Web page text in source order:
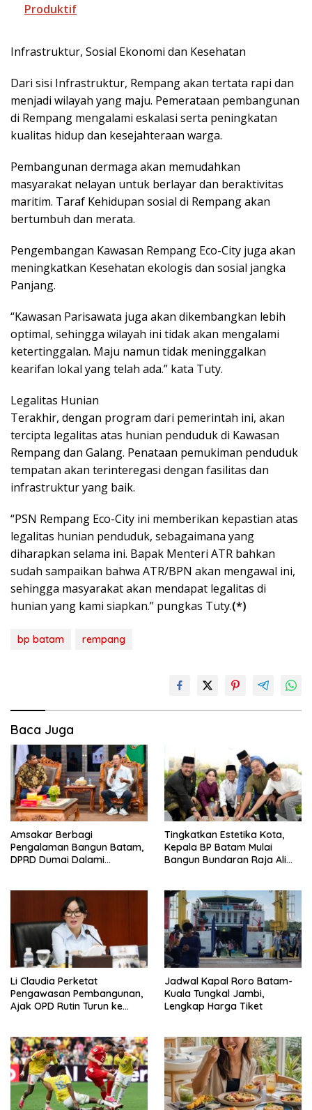
Produktif
Infrastruktur, Sosial Ekonomi dan Kesehatan
Dari sisi Infrastruktur, Rempang akan tertata rapi dan
menjadi wilayah yang maju. Pemerataan pembangunan
di Rempang mengalami eskalasi serta peningkatan
kualitas hidup dan kesejahteraan warga.
Pembangunan dermaga akan memudahkan
masyarakat nelayan untuk berlayar dan beraktivitas
maritim. Taraf Kehidupan sosial di Rempang akan
bertumbuh dan merata.
Pengembangan Kawasan Rempang Eco-City juga akan
meningkatkan Kesehatan ekologis dan sosial jangka
Panjang.
“Kawasan Parisawata juga akan dikembangkan lebih
optimal, sehingga wilayah ini tidak akan mengalami
ketertinggalan. Maju namun tidak meninggalkan
kearifan lokal yang telah ada.” kata Tuty.
Legalitas Hunian
Terakhir, dengan program dari pemerintah ini, akan
tercipta legalitas atas hunian penduduk di Kawasan
Rempang dan Galang. Penataan pemukiman penduduk
tempatan akan terinteregasi dengan fasilitas dan
infrastruktur yang baik.
“PSN Rempang Eco-City ini memberikan kepastian atas
legalitas hunian penduduk, sebagaimana yang
diharapkan selama ini. Bapak Menteri ATR bahkan
sudah sampaikan bahwa ATR/BPN akan mengawal ini,
sehingga masyarakat akan mendapat legalitas di
hunian yang kami siapkan.” pungkas Tuty.(*)
bp batam rempang
Baca Juga
Amsakar Berbagi
Pengalaman Bangun Batam,
DPRD Dumai Dalami
Tingkatkan Estetika Kota,
Kepala BP Batam Mulai
Bangun Bundaran Raja Ali
Li Claudia Perketat
Pengawasan Pembangunan,
Ajak OPD Rutin Turun ke
Jadwal Kapal Roro Batam-
Kuala Tungkal Jambi,
Lengkap Harga Tiket